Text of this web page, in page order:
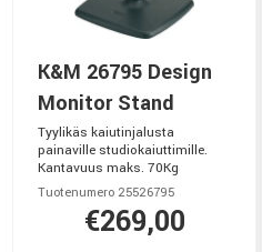
K&M 26795 Design
Monitor Stand
Tyylikäs kaiutinjalusta
painaville studiokaiuttimille.
Kantavuus maks. 70Kg
Tuotenumero 25526795
€269,00